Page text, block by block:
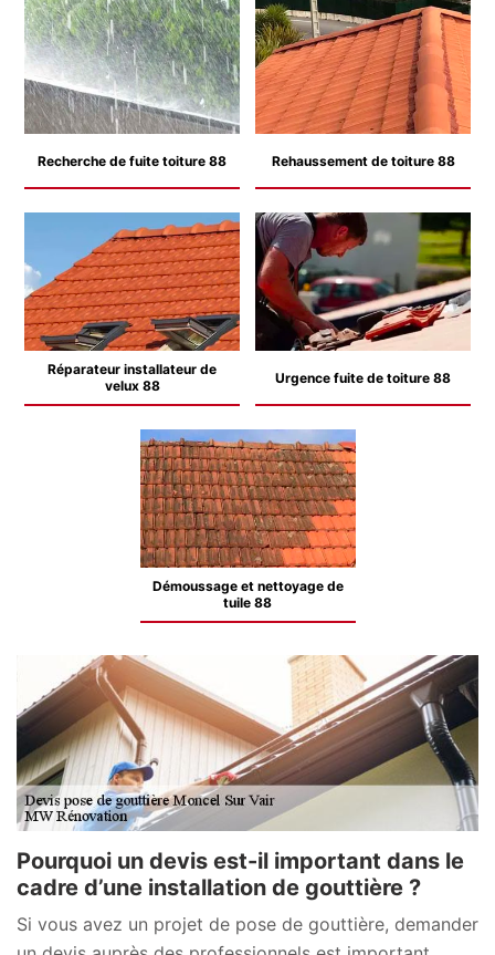
Recherche de fuite toiture 88 Rehaussement de toiture 88
Réparateur installateur de
velux 88
Urgence fuite de toiture 88
Démoussage et nettoyage de
tuile 88
Pourquoi un devis est-il important dans le
cadre d’une installation de gouttière ?
Si vous avez un projet de pose de gouttière, demander